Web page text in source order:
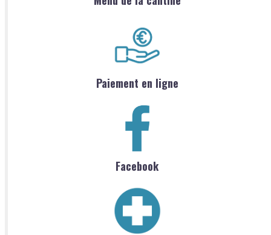
Paiement en ligne
Facebook